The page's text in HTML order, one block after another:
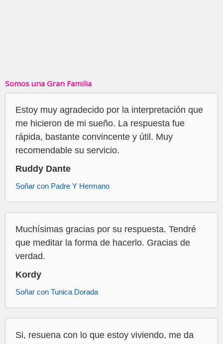
Somos una Gran Familia
Estoy muy agradecido por la interpretación que
me hicieron de mi sueño. La respuesta fue
rápida, bastante convincente y útil. Muy
recomendable su servicio.
Ruddy Dante
Soñar con Padre Y Hermano
Muchísimas gracias por su respuesta. Tendré
que meditar la forma de hacerlo. Gracias de
verdad.
Kordy
Soñar con Tunica Dorada
Si, resuena con lo que estoy viviendo, me da